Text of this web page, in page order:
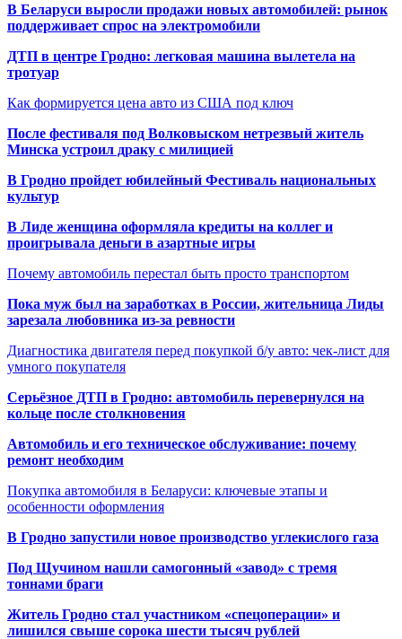
В Беларуси выросли продажи новых автомобилей: рынок
поддерживает спрос на электромобили
ДТП в центре Гродно: легковая машина вылетела на
тротуар
Как формируется цена авто из США под ключ
После фестиваля под Волковыском нетрезвый житель
Минска устроил драку с милицией
В Гродно пройдет юбилейный Фестиваль национальных
культур
В Лиде женщина оформляла кредиты на коллег и
проигрывала деньги в азартные игры
Почему автомобиль перестал быть просто транспортом
Пока муж был на заработках в России, жительница Лиды
зарезала любовника из-за ревности
Диагностика двигателя перед покупкой б/у авто: чек-лист для
умного покупателя
Серьёзное ДТП в Гродно: автомобиль перевернулся на
кольце после столкновения
Автомобиль и его техническое обслуживание: почему
ремонт необходим
Покупка автомобиля в Беларуси: ключевые этапы и
особенности оформления
В Гродно запустили новое производство углекислого газа
Под Щучином нашли самогонный «завод» с тремя
тоннами браги
Житель Гродно стал участником «спецоперации» и
лишился свыше сорока шести тысяч рублей